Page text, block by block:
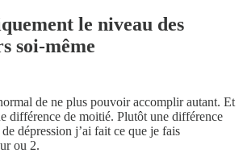
le niveau des
soi-même
de ne plus pouvoir accomplir autant. Et
différence de moitié. Plutôt une différence
dépression j’ai fait ce que je fais
ou 2.